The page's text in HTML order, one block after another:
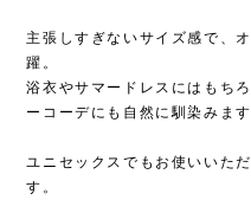
主張しすぎないサイズ感で、
躍。
浴衣やサマードレスにはもち
ーコーデにも自然に馴染みます
ユニセックスでもお使いいた
す。